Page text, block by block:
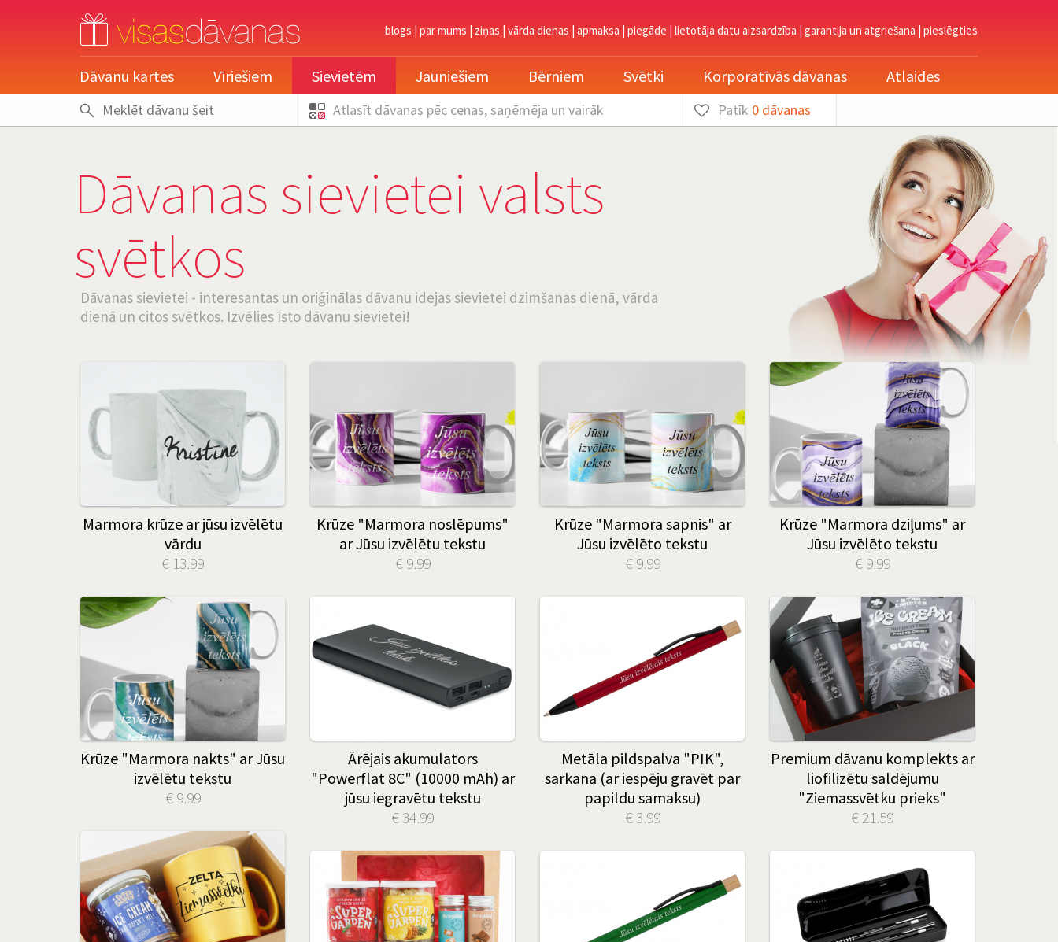
blogs | par mums | ziņas | vārda dienas | apmaksa | piegāde | lietotāja datu aizsardzība | garantija un atgriešana | pieslēgties
pieslēgties
Dāvanu kartes Vīriešiem Sievietēm Jauniešiem Bērniem Svētki Korporatīvās dāvanas Atlaides
Atlasīt dāvanas pēc cenas, saņēmēja un vairāk Patīk 0dāvanas
Dāvanas sievietei valsts
svētkos
Dāvanas sievietei - interesantas un oriģinālas dāvanu idejas sievietei dzimšanas dienā, vārda
dienā un citos svētkos. Izvēlies īsto dāvanu sievietei!
Marmora krūze ar jūsu izvēlētu
vārdu
€ 13.99
Krūze "Marmora noslēpums"
ar Jūsu izvēlētu tekstu
€ 9.99
Krūze "Marmora sapnis" ar
Jūsu izvēlēto tekstu
€ 9.99
Krūze "Marmora dziļums" ar
Jūsu izvēlēto tekstu
€ 9.99
Krūze "Marmora nakts" ar Jūsu
izvēlētu tekstu
€ 9.99
Ārējais akumulators
"Powerflat 8C" (10000 mAh) ar
jūsu iegravētu tekstu
€ 34.99
Metāla pildspalva "PIK",
sarkana (ar iespēju gravēt par
papildu samaksu)
€ 3.99
Premium dāvanu komplekts ar
liofilizētu saldējumu
"Ziemassvētku prieks"
€ 21.59